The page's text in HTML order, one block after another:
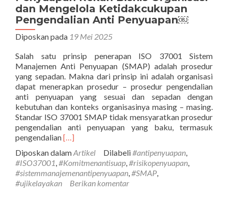
dan Mengelola Ketidakcukupan
Pengendalian Anti Penyuapan￼
Diposkan pada 19 Mei 2025
Salah satu prinsip penerapan ISO 37001 Sistem
Manajemen Anti Penyuapan (SMAP) adalah prosedur
yang sepadan. Makna dari prinsip ini adalah organisasi
dapat menerapkan prosedur – prosedur pengendalian
anti penyuapan yang sesuai dan sepadan dengan
kebutuhan dan konteks organisasinya masing – masing.
Standar ISO 37001 SMAP tidak mensyaratkan prosedur
pengendalian anti penyuapan yang baku, termasuk
pengendalianSelengkapnya
ISO
Ke
34:
Komitmen
[…]
Diposkan dalamArtikel Dilabeli#antipenyuapan,
#ISO37001,#Komitmenantisuap,#risikopenyuapan,
#sistemmanajemenantipenyuapan,#SMAP,
#ujikelayakan
Berikan komentar